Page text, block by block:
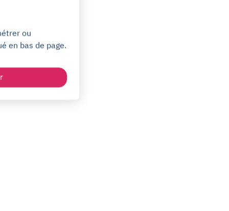
ou
en bas de page.